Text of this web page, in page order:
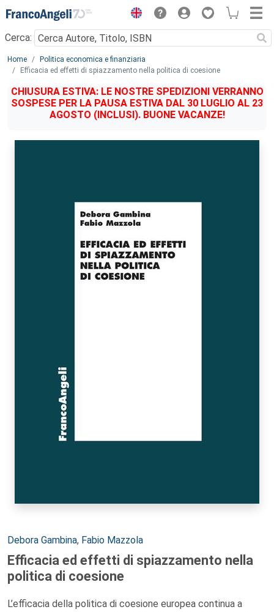
Menu
Cerca:
Main content
Home
Politica economica e finanziaria
Efficacia ed effetti di spiazzamento nella politica di coesione
CHIUSURA ESTIVA: LE NOSTRE SPEDIZIONI VERRANNO
SOSPESE PER LA PAUSA ESTIVA DAL 30 LUGLIO AL 23
AGOSTO (INCLUSI). BUONE VACANZE!
Autori:
Debora Gambina, Fabio Mazzola
Efficacia ed effetti di spiazzamento nella
politica di coesione
L’efficacia della politica di coesione europea continua a